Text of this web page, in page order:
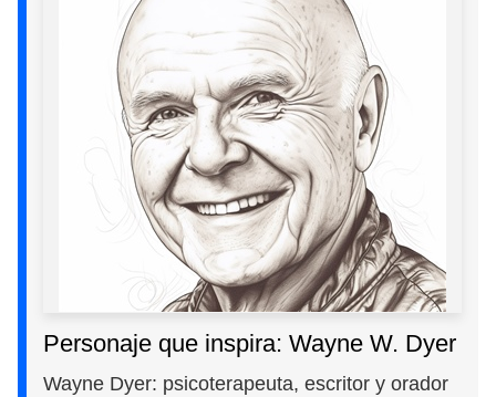
Personaje que inspira: Wayne W. Dyer
Wayne Dyer: psicoterapeuta, escritor y orador